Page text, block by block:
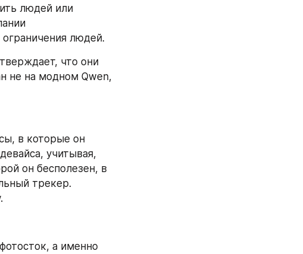
людей или
людей.
что они
не на модном Qwen,
в которые он
учитывая,
он бесполезен, в
трекер.
а именно